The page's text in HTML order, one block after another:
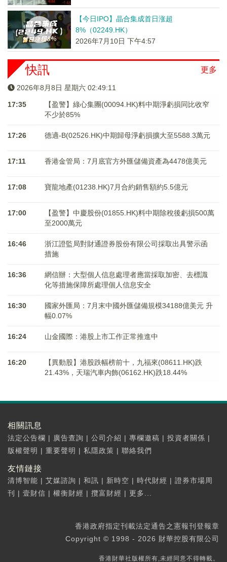
【今日IPO】晶合集成首日涨超
8%（02249.HK）
2026年7月10日 下午4:57
更多
快訊
2026年8月8日 星期六 02:49:12
17:35
【盈警】綠心集團(00094.HK)料中期淨虧損同比收窄
不少於85%
17:26 德適-B(02526.HK)中期歸母淨虧損擴大至5588.3萬元
17:11 香港金管局：7月底官方外匯儲備資產為4478億美元
17:08 寶龍地產(01238.HK)7月合約銷售額約5.5億元
17:00
【盈警】中慶股份(01855.HK)料中期除稅後虧損500萬
至2000萬元
16:46
浙江證監局對財通證券股份有限公司採取出具警示函
措施
16:36
網信辦：大型個人信息處理者應當採取加密、去標識
化等措施保障所處理個人信息安全
16:30
國家外匯局：7月末中國外匯儲備規模34188億美元 升
幅0.07%
16:24 山金國際：港股上市工作正常推進中
16:20
【異動股】港股跌幅榜前十，九福來(08611.HK)跌
21.43%，天瑞汽車内飾(06162.HK)跌18.44%
相關訊息
法定公告欄 | 廣告查詢 | 公司介紹 | 專欄邀稿 | 投資者關係 |
版權聲明 | 重要聲明 | 私隱政策 | 聯絡我們
友情鏈接
清博智能 | 艾媒諮詢 | 和訊 | 新時空 | 時代財經 | 證券市場周
刊
| 壹財信 | 權衡財經 | 攬富財經 | 更多...
香港政府指定刊載法定通告之憲報刊登報章
Copyright © 1998 - 2026 財華控股有限公司
香港財華社版權所有,未經同意不得轉載。